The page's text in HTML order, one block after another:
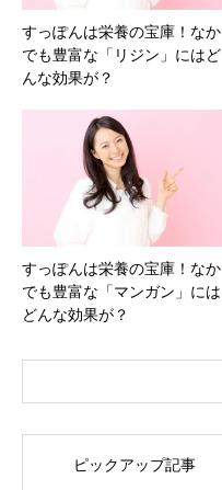
すっぽんは栄養の宝庫！なか
でも豊富な「リジン」にはど
んな効果が？
すっぽんは栄養の宝庫！なか
でも豊富な「マンガン」には
どんな効果が？
ピックアップ記事